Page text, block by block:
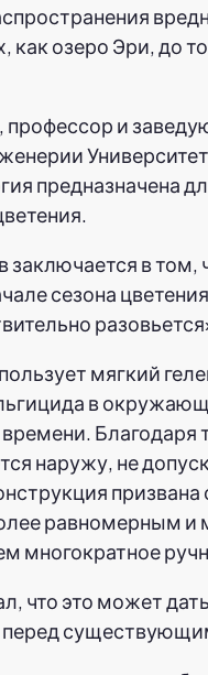
как озеро Эри, до
профессор и
предназначена
заключается в том,
сезона
мягкий
в
Благодаря
наружу, не
призвана
равномерным и
многократное
что это может